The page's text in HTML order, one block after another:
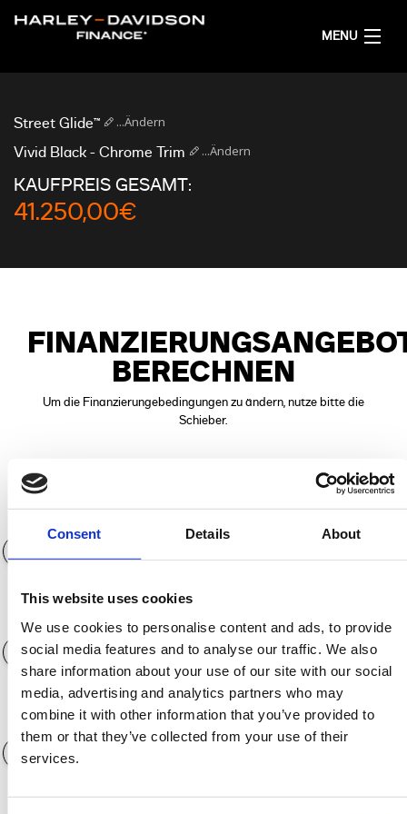
Consent Details About
This website uses cookies
We use cookies to personalise content and ads, to provide
social media features and to analyse our traffic. We also
share information about your use of our site with our social
media, advertising and analytics partners who may
combine it with other information that you’ve provided to
them or that they’ve collected from your use of their
services.
MENU
FINANZIERUNGSANGEBOT RECHNEN
Street Glide™ ...Ändern
Vivid Black - Chrome Trim ...Ändern
KAUFPREIS GESAMT:
41.250,00€
BERECHNEN
Um die Finanzierungebedingungen zu ändern, nutze bitte die
Schieber.
Anzahlung (€) 0€
Jahreskilometerleistung 3.000 KM